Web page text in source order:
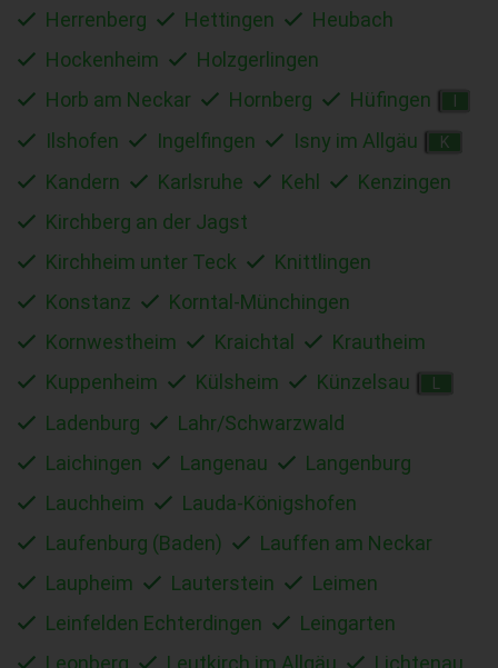
Herrenberg
Hettingen
Heubach
Hockenheim
Holzgerlingen
Horb am Neckar
Hornberg Hüfingen
Ilshofen Ingelfingen Isny im Allgäu K
Kandern Karlsruhe Kehl
Kenzingen
Kirchberg an der Jagst
Kirchheim unter Teck
Knittlingen
Konstanz
Korntal-Münchingen
Kornwestheim
Kraichtal
Krautheim
Kuppenheim
Külsheim Künzelsau
Ladenburg
Lahr/Schwarzwald
Laichingen
Langenau
Langenburg
Lauchheim
Lauda-Königshofen
Laufenburg (Baden)
Lauffen am Neckar
Laupheim
Lauterstein
Leimen
Leinfelden Echterdingen
Leingarten
Leonberg
Leutkirch im Allgäu Lichtenau